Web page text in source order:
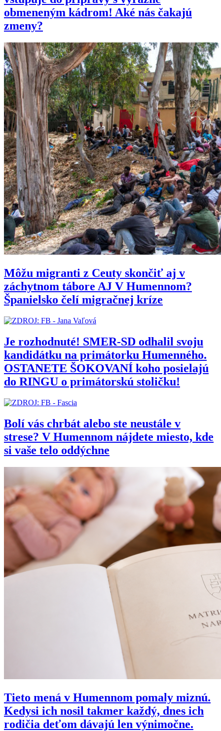
obmeneným kádrom! Aké nás čakajú
zmeny?
Môžu migranti z Ceuty skončiť aj v
záchytnom tábore AJ V Humennom?
Španielsko čelí migračnej kríze
Je rozhodnuté! SMER-SD odhalil svoju
kandidátku na primátorku Humenného.
OSTANETE ŠOKOVANÍ koho posielajú
do RINGU o primátorskú stoličku!
Bolí vás chrbát alebo ste neustále v
strese? V Humennom nájdete miesto, kde
si vaše telo oddýchne
Tieto mená v Humennom pomaly miznú.
Kedysi ich nosil takmer každý, dnes ich
rodičia deťom dávajú len výnimočne.